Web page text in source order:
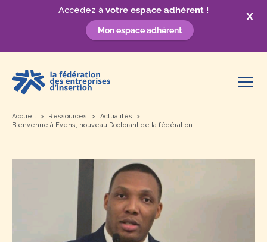
X
Accédez à votre espace adhérent !
Mon espace adhérent
contenu
Accueil Ressources
Actualités
Bienvenue à Evens, nouveau Doctorant de la fédération !